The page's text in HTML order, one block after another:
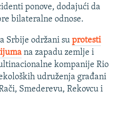
ponove, dodajući da
bilateralne odnose.
Srbije održani su protesti
na zapadu zemlje i
kompanije Rio
udruženja građani
Smederevu, Rekovcu i